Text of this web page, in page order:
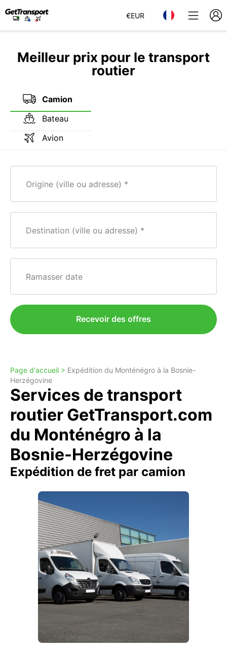
€EUR
Meilleur prix pour le transport
routier
Camion
Bateau
Avion
Origine (ville ou adresse)
Destination (ville ou adresse)
Ramasser date
Recevoir des offres
Page d'accueil > Expédition du Monténégro à la Bosnie-
Herzégovine
Services de transport
routier GetTransport.com
du Monténégro à la
Bosnie-Herzégovine
Expédition de fret par camion